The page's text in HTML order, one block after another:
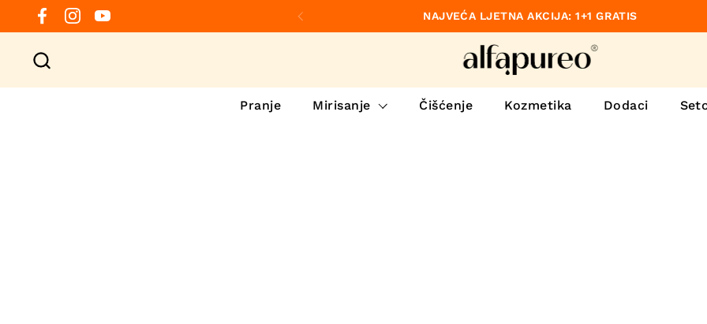
Preskoči na sadržaj
Facebook
Instagram
YouTube Prethodno
NAJVEĆA LJETNA AKCIJA: 1+1 GRATIS
Pranje Mirisanje Čišćenje Kozmetika Dodaci